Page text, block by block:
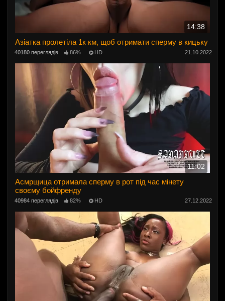
14:38
Азіатка пролетіла 1к км, щоб отримати сперму в кицьку
40180 переглядів 86% HD 21.10.2022
11:02
Асмрщица отримала сперму в рот під час мінету
своєму бойфренду
40984 переглядів 82% HD 27.12.2022